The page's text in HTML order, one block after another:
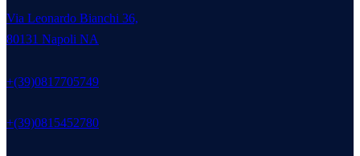
Via Leonardo Bianchi 36,
80131 Napoli NA
+(39)0817705749
+(39)0815452780